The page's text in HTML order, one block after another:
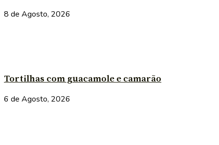
8 de Agosto, 2026
Tortilhas com guacamole e camarão
6 de Agosto, 2026